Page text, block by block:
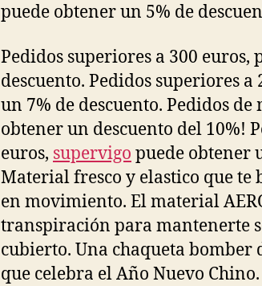
puede obtener un 5% de
Pedidos superiores a 300 euros,
descuento. Pedidos superiores
un 7% de descuento. Pedidos de
obtener un descuento del 10%!
euros, supervigo puede obtener
Material fresco y elastico que
en movimiento. El material
transpiración para mantenerte
cubierto. Una chaqueta bomber
que celebra el Año Nuevo